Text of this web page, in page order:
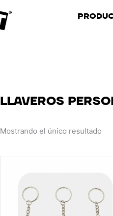
LLAVEROS
Mostrando el único resultado